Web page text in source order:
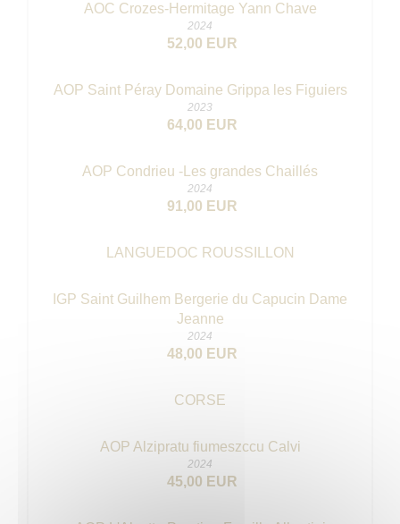
AOC Crozes-Hermitage Yann Chave
2024
52,00 EUR
AOP Saint Péray Domaine Grippa les Figuiers
2023
64,00 EUR
AOP Condrieu -Les grandes Chaillés
2024
91,00 EUR
LANGUEDOC ROUSSILLON
IGP Saint Guilhem Bergerie du Capucin Dame
Jeanne
2024
48,00 EUR
CORSE
AOP Alzipratu fiumeszccu Calvi
2024
45,00 EUR